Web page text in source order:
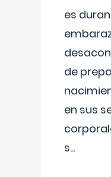
es
de
en sus
s...